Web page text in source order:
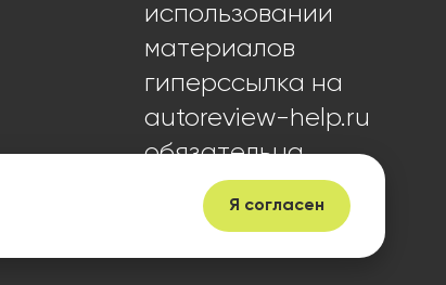
Я согласен
использовании
материалов
гиперссылка на
autoreview-help.ru
обязательна.